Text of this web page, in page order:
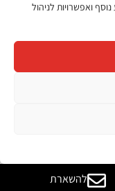
ואפשרויות לניהול
להשארת